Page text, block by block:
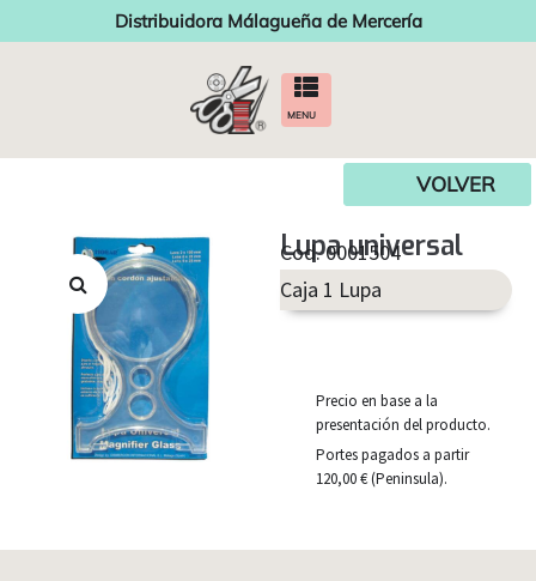
Distribuidora Málagueña de Mercería
MENU
VOLVER
Lupa universal
Cod. 0001504
Caja 1 Lupa
Precio en base a la
presentación del producto.
Portes pagados a partir
120,00 € (Peninsula).